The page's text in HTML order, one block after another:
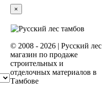
Close
product
quick
view
×
© 2008 - 2026 | Русский лес
магазин по продаже
строительных и
отделочных материалов в
Тамбове